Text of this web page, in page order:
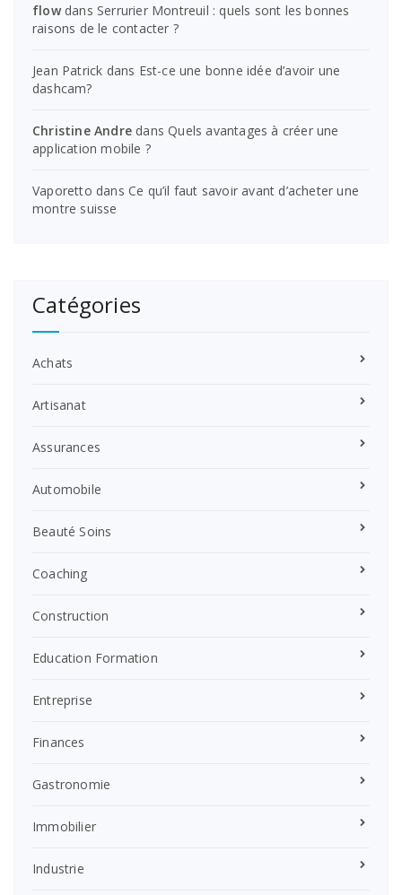
flowdans Serrurier Montreuil : quels sont les bonnes
raisons de le contacter ?
Jean Patrick dans Est-ce une bonne idée d’avoir une
dashcam?
Christine Andre dansQuels avantages à créer une
application mobile ?
Vaporetto dansCe qu’il faut savoir avant d’acheter une
montre suisse
Catégories
Achats
Artisanat
Assurances
Automobile
Beauté Soins
Coaching
Construction
Education Formation
Entreprise
Finances
Gastronomie
Immobilier
Industrie